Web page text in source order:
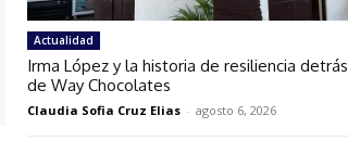
Actualidad
Irma López y la historia de resiliencia detrás
de Way Chocolates
Claudia Sofia Cruz Elias - agosto 6, 2026